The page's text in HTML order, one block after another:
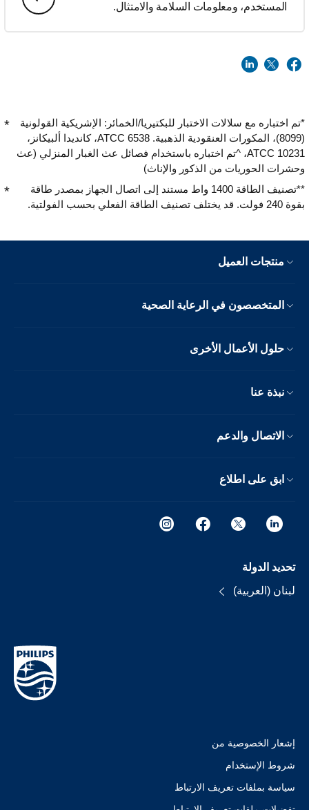
المستخدم، ومعلومات السلامة والامتثال.
*تم اختباره مع سلالات الاختبار للبكتيريا/الخمائر: الإشريكية القولونية
(8099)، المكورات العنقودية الذهبية. ATCC 6538، كانديدا ألبيكانز،
ATCC 10231، ^تم اختباره باستخدام فصائل عث الغبار المنزلي (عث
وحشرات الحوريات من الذكور والإناث)
**تصنيف الطاقة 1400 واط مستند إلى اتصال الجهاز بمصدر طاقة
بقوة 240 فولت. قد يختلف تصنيف الطاقة الفعلي بحسب الفولتية.
منتجات العميل
المتخصصون في الرعاية الصحية
حلول الأعمال الأخرى
نبذة عنا
الاتصال والدعم
ابق على اطلاع
تحديد الدولة
لبنان (العربية)
إشعار الخصوصية من
شروط الإستخدام
سياسة بملفات تعريف الارتباط